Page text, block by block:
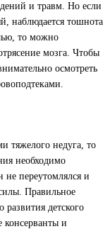
и травм. Но если
наблюдается тошнота
то можно
мозга. Чтобы
осмотреть
тяжелого недуга, то
необходимо
не переутомлялся и
Правильное
детского
и